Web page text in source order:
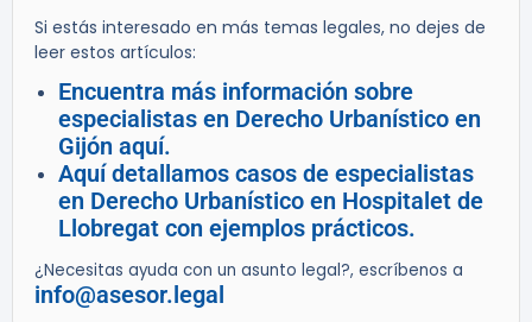
Si estás interesado en más temas legales, no dejes de
leer estos artículos:
Encuentra más información sobre
especialistas en Derecho Urbanístico en
Gijón aquí.
Aquí detallamos casos de especialistas
en Derecho Urbanístico en Hospitalet de
Llobregat con ejemplos prácticos.
¿Necesitas ayuda con un asunto legal?, escríbenos a
info@asesor.legal